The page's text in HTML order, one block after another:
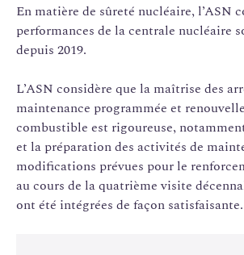
En matière de sûreté nucléaire, l’ASN
performances de la centrale nucléaire
depuis 2019.
L’ASN considère que la maîtrise des
maintenance programmée et
combustible est rigoureuse,
et la préparation des activités de
modifications prévues pour le
au cours de la quatrième visite
ont été intégrées de façon satisfaisante.